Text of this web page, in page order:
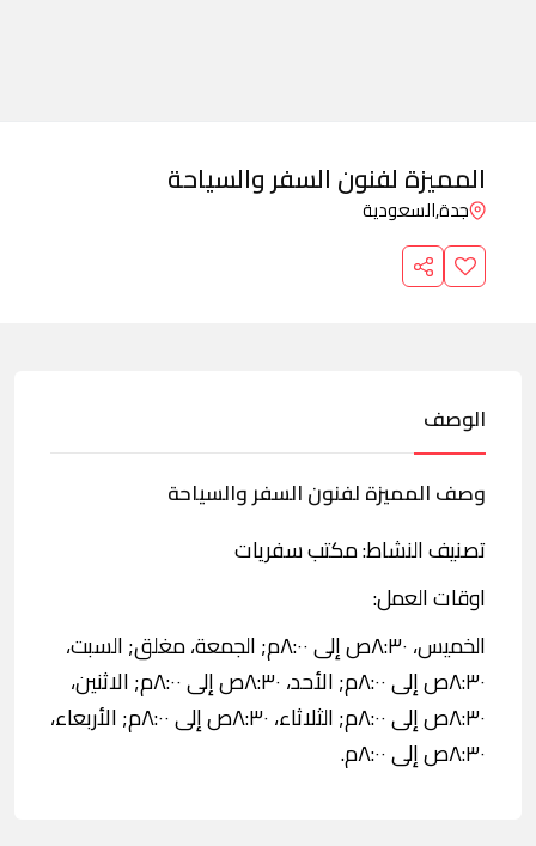
المميزة لفنون السفر والسياحة
جدة,السعودية
الوصف
وصف المميزة لفنون السفر والسياحة
تصنيف النشاط: مكتب سفريات
اوقات العمل:
الخميس، ٨:٣٠ص إلى ٨:٠٠م; الجمعة، مغلق; السبت،
٨:٣٠ص إلى ٨:٠٠م; الأحد، ٨:٣٠ص إلى ٨:٠٠م; الاثنين،
٨:٣٠ص إلى ٨:٠٠م; الثلاثاء، ٨:٣٠ص إلى ٨:٠٠م; الأربعاء،
٨:٣٠ص إلى ٨:٠٠م.